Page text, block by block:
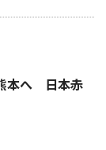
本へ 日本赤